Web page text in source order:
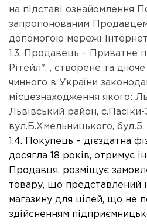
на підставі ознайомлення
запропонованим
допомогою мережі
1.3. Продавець – Приватне
Рітейл". , створене та
чинного в України
місцезнаходження якого:
Львівський район, с.Пасіки-
вул.Б.Хмельницького, буд.5.
1.4. Покупець – дієздатна
досягла 18 років, отримує
Продавця, розміщує
товару, що представлений
магазину для цілей, що не
здійсненням